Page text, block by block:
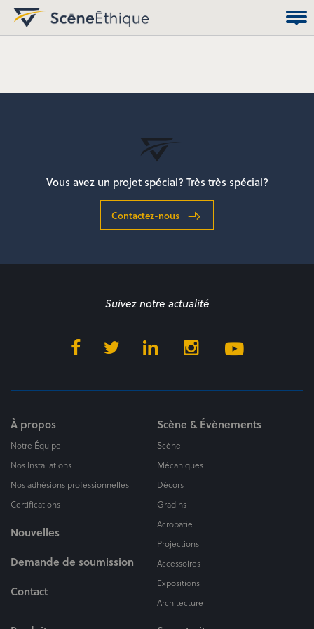
Vous avez un projet spécial? Très très spécial?
Contactez-nous
Suivez notre actualité
À propos
Notre Équipe
Nos Installations
Nos adhésions professionnelles
Certifications
Nouvelles
Demande de soumission
Contact
Scène & Évènements
Scène
Mécaniques
Décors
Gradins
Acrobatie
Projections
Accessoires
Expositions
Architecture